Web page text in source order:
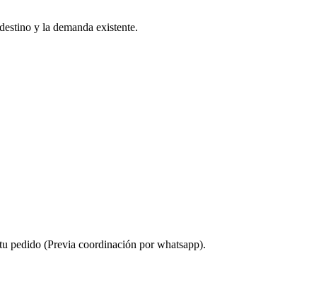
y la demanda existente.
pedido (Previa coordinación por whatsapp).